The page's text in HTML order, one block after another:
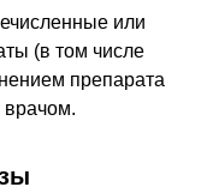
или
(в том числе
препарата
врачом.